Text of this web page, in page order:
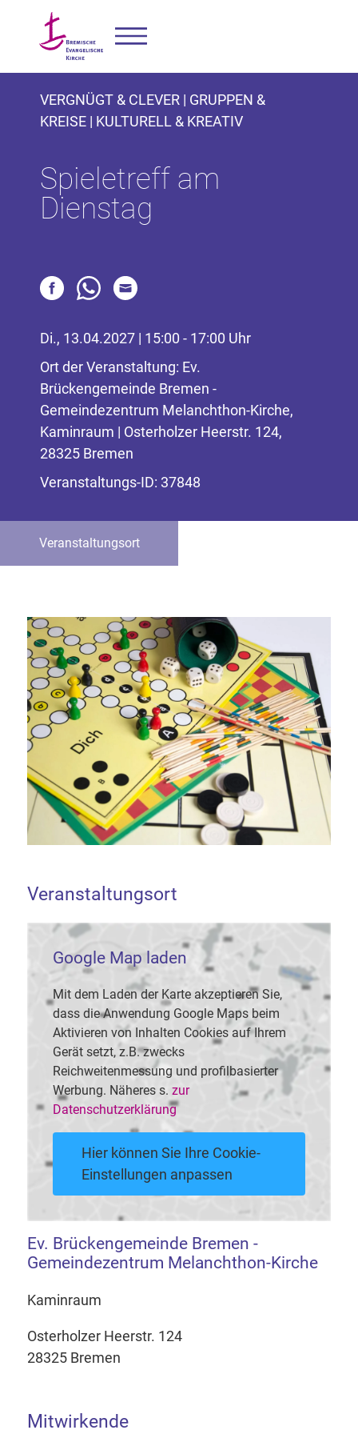
VERGNÜGT & CLEVER | GRUPPEN &
KREISE | KULTURELL & KREATIV
Spieletreff am
Dienstag
Di., 13.04.2027 | 15:00 - 17:00 Uhr
Ort der Veranstaltung: Ev.
Brückengemeinde Bremen -
Gemeindezentrum Melanchthon-Kirche,
Kaminraum | Osterholzer Heerstr. 124,
28325 Bremen
Veranstaltungs-ID: 37848
Veranstaltungsort
Veranstaltungsort
Google Map laden
Mit dem Laden der Karte akzeptieren Sie,
dass die Anwendung Google Maps beim
Aktivieren von Inhalten Cookies auf Ihrem
Gerät setzt, z.B. zwecks
Reichweitenmessung und profilbasierter
Werbung. Näheres s. zur
Datenschutzerklärung
Hier können Sie Ihre Cookie-
Einstellungen anpassen
Ev. Brückengemeinde Bremen -
Gemeindezentrum Melanchthon-Kirche
Kaminraum
Osterholzer Heerstr. 124
28325 Bremen
Mitwirkende